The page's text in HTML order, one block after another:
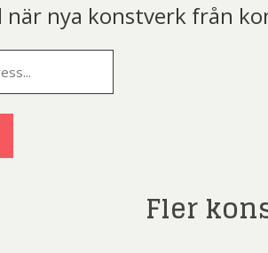
när nya konstverk från
Fler